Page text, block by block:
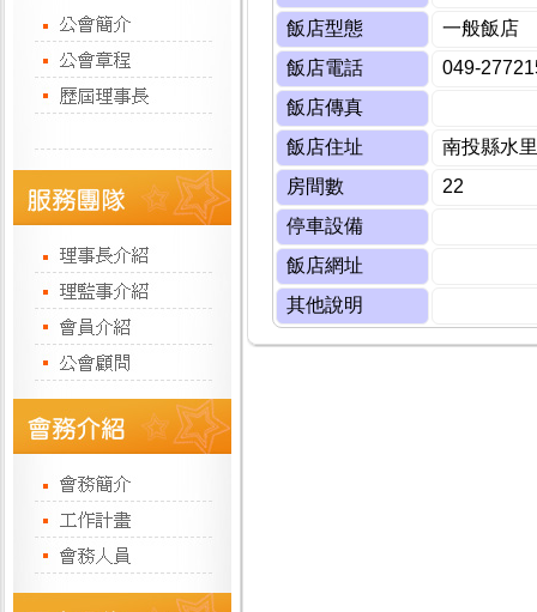
飯店型態
一般飯店
飯店電話
049-
飯店傳真
飯店住址
南投縣水
房間數
22
停車設備
飯店網址
其他說明